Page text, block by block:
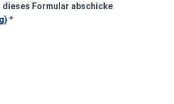
dieses Formular abschicke
*